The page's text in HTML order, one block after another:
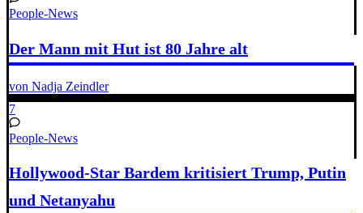
People-News
Der Mann mit Hut ist 80 Jahre alt
von Nadja Zeindler
7
People-News
Hollywood-Star Bardem kritisiert Trump, Putin
und Netanyahu